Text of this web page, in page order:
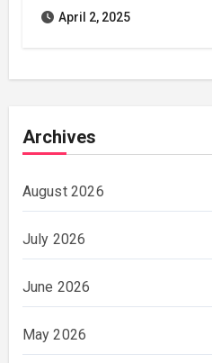
April 2, 2025
Archives
August 2026
July 2026
June 2026
May 2026